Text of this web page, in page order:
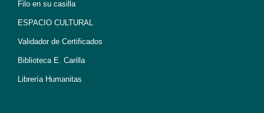
Filo en su casilla
ESPACIO CULTURAL
Validador de Certificados
Biblioteca E. Carilla
Librería Humanitas